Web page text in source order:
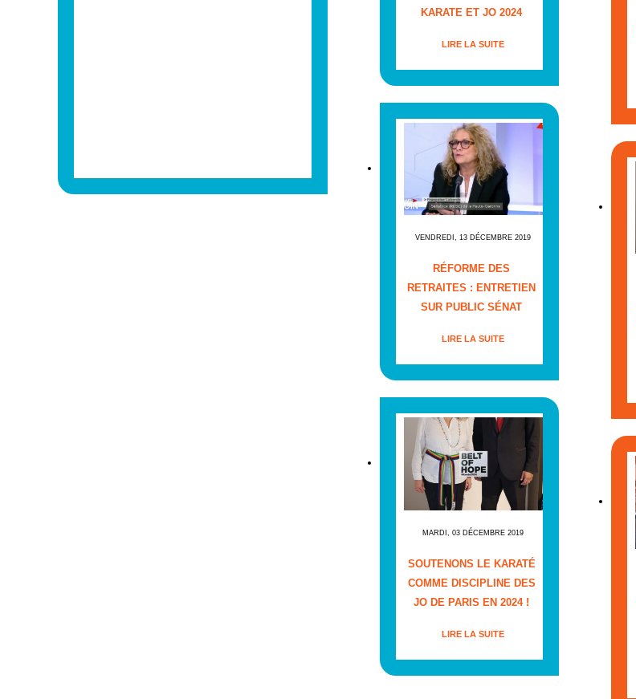
KARATE ET JO 2024
LIRE LA SUITE
VENDREDI, 13 DÉCEMBRE 2019
RÉFORME DES
RETRAITES : ENTRETIEN
SUR PUBLIC SÉNAT
LIRE LA SUITE
MARDI, 03 DÉCEMBRE 2019
SOUTENONS LE KARATÉ
COMME DISCIPLINE DES
JO DE PARIS EN 2024 !
LIRE LA SUITE